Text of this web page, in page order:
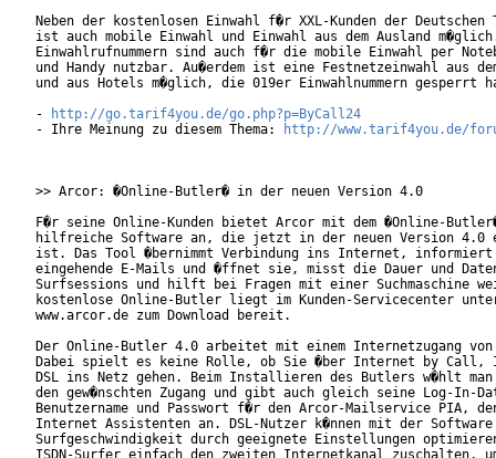
Neben der kostenlosen Einwahl f�r XXL-Kunden der Deutschen
ist auch mobile Einwahl und Einwahl aus dem Ausland
Einwahlrufnummern sind auch f�r die mobile Einwahl per
und Handy nutzbar. Au�erdem ist eine Festnetzeinwahl aus
und aus Hotels m�glich, die 019er Einwahlnummern gesperrt
-
http://go.tarif4you.de/go.php?p=ByCall24
- Ihre Meinung zu diesem Thema:
http://www.tarif4you.de/
>> Arcor: �Online-Butler� in der neuen Version 4.0
F�r seine Online-Kunden bietet Arcor mit dem �Online-
hilfreiche Software an, die jetzt in der neuen Version 4.0
ist. Das Tool �bernimmt Verbindung ins Internet,
eingehende E-Mails und �ffnet sie, misst die Dauer und
Surfsessions und hilft bei Fragen mit einer Suchmaschine
kostenlose Online-Butler liegt im Kunden-Servicecenter
www.arcor.de zum Download bereit.
Der Online-Butler 4.0 arbeitet mit einem Internetzugang
Dabei spielt es keine Rolle, ob Sie �ber Internet by Call,
DSL ins Netz gehen. Beim Installieren des Butlers w�hlt
den gew�nschten Zugang und gibt auch gleich seine Log-In-
Benutzername und Passwort f�r den Arcor-Mailservice PIA,
Internet Assistenten an. DSL-Nutzer k�nnen mit der
Surfgeschwindigkeit durch geeignete Einstellungen
ISDN-Surfer einfach den zweiten Internetkanal zuschalten,